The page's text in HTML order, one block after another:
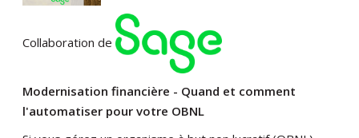
Collaboration de
Modernisation financière - Quand et comment
l'automatiser pour votre OBNL